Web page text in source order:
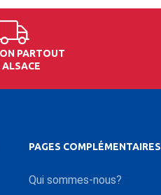
PARTOUT
ALSACE
PAGES COMPLÉMENTAIRES
Qui sommes-nous?